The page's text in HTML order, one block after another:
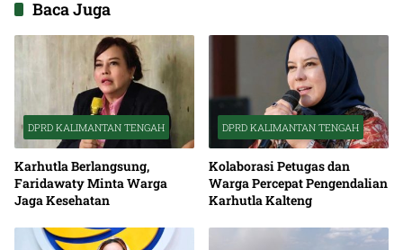
Baca Juga
DPRD KALIMANTAN TENGAH
Karhutla Berlangsung,
Faridawaty Minta Warga
Jaga Kesehatan
DPRD KALIMANTAN TENGAH
Kolaborasi Petugas dan
Warga Percepat Pengendalian
Karhutla Kalteng